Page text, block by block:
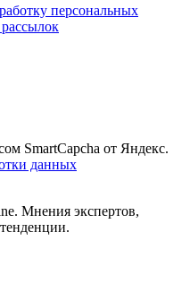
персональных
SmartCapcha от Яндекс.
данных
Мнения экспертов,